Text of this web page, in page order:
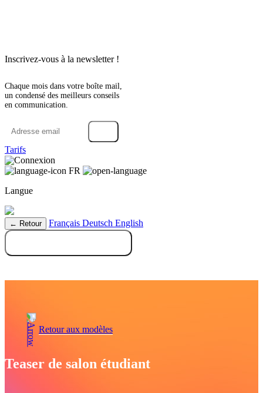
Inscrivez-vous à la newsletter !
Chaque mois dans votre boîte mail,
un condensé des meilleurs conseils
en communication.
Tarifs
Connexion
FR
Langue
← Retour Français Deutsch English
Retour aux modèles
Teaser de salon étudiant